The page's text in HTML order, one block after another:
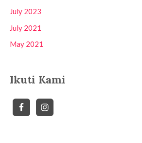
July 2023
July 2021
May 2021
Ikuti Kami